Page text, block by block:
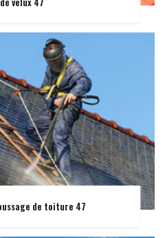
de toiture 47